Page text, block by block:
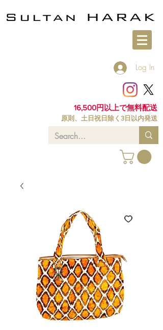
Log In
16,500円以上で無料配送
原則、土日祝日除く3日以内発送